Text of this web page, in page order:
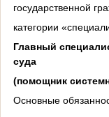
государственной
категории
Главный
суда
(помощник
Основные